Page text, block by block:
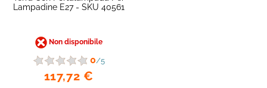
Lampadine E27 - SKU 40561
Non disponibile
0/5
117,72 €